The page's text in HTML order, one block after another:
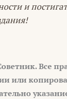
и
Все
или